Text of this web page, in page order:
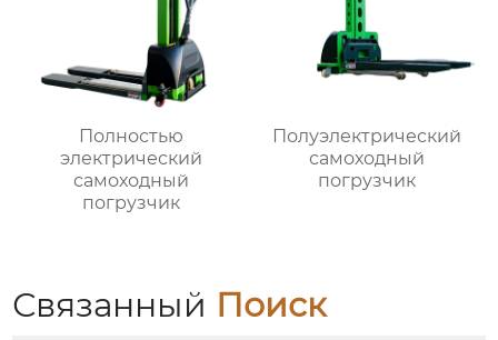
Полностью
электрический
самоходный
погрузчик
Полуэлектрический
самоходный
погрузчик
Связанный Поиск